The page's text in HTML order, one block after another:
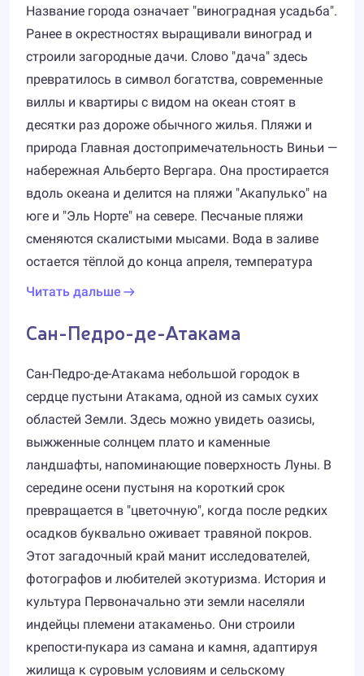
Название города означает "виноградная усадьба".
Ранее в окрестностях выращивали виноград и
строили загородные дачи. Слово "дача" здесь
превратилось в символ богатства, современные
виллы и квартиры с видом на океан стоят в
десятки раз дороже обычного жилья. Пляжи и
природа Главная достопримечательность Виньи —
набережная Альберто Вергара. Она простирается
вдоль океана и делится на пляжи "Акапулько" на
юге и "Эль Норте" на севере. Песчаные пляжи
сменяются скалистыми мысами. Вода в заливе
остается тёплой до конца апреля, температура
Читать дальше
Сан-Педро-де-Атакама
Сан-Педро-де-Атакама небольшой городок в
сердце пустыни Атакама, одной из самых сухих
областей Земли. Здесь можно увидеть оазисы,
выжженные солнцем плато и каменные
ландшафты, напоминающие поверхность Луны. В
середине осени пустыня на короткий срок
превращается в "цветочную", когда после редких
осадков буквально оживает травяной покров.
Этот загадочный край манит исследователей,
фотографов и любителей экотуризма. История и
культура Первоначально эти земли населяли
индейцы племени атакаменьо. Они строили
крепости-пукара из самана и камня, адаптируя
жилища к суровым условиям и сельскому